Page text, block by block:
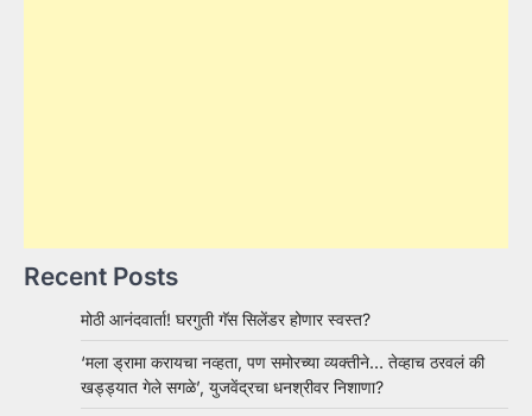
Recent Posts
मोठी आनंदवार्ता! घरगुती गॅस सिलेंडर होणार स्वस्त?
‘मला ड्रामा करायचा नव्हता, पण समोरच्या व्यक्तीने… तेव्हाच ठरवलं की
खड्ड्यात गेले सगळे’, युजवेंद्रचा धनश्रीवर निशाणा?